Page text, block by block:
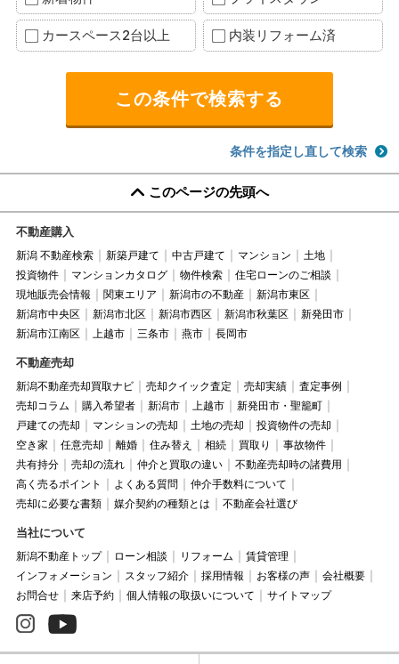
カースペース2台以上 内装リフォーム済
条件を指定し直して検索
このページの先頭へ
不動産購入
新潟 不動産検索 新築戸建て 中古戸建て マンション
土地
投資物件
マンションカタログ 物件検索
住宅ローンのご相談
現地販売会情報
関東エリア 新潟市の不動産
新潟市東区
新潟市中央区
新潟市北区 新潟市西区 新潟市秋葉区
新発田市
新潟市江南区
上越市 三条市 燕市 長岡市
不動産売却
新潟不動産売却買取ナビ 売却クイック査定 売却実績
査定事例
売却コラム
購入希望者 新潟市 上越市
新発田市・聖籠町
戸建ての売却
マンションの売却 土地の売却
投資物件の売却
空き家
任意売却 離婚 住み替え 相続 買取り
事故物件
共有持分
売却の流れ 仲介と買取の違い
不動産売却時の諸費用
高く売るポイント
よくある質問
仲介手数料について
売却に必要な書類
媒介契約の種類とは 不動産会社選び
当社について
新潟不動産トップ ローン相談 リフォーム
賃貸管理
インフォメーション
スタッフ紹介 採用情報 お客様の声
会社概要
お問合せ
来店予約 個人情報の取扱いについて サイトマップ